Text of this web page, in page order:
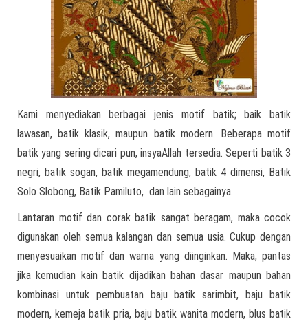
Kami menyediakan berbagai jenis motif batik; baik batik
lawasan, batik klasik, maupun batik modern. Beberapa motif
batik yang sering dicari pun, insyaAllah tersedia. Seperti batik 3
negri, batik sogan, batik megamendung, batik 4 dimensi, Batik
Solo Slobong, Batik Pamiluto, dan lain sebagainya.
Lantaran motif dan corak batik sangat beragam, maka cocok
digunakan oleh semua kalangan dan semua usia. Cukup dengan
menyesuaikan motif dan warna yang diinginkan. Maka, pantas
jika kemudian kain batik dijadikan bahan dasar maupun bahan
kombinasi untuk pembuatan baju batik sarimbit, baju batik
modern, kemeja batik pria, baju batik wanita modern, blus batik